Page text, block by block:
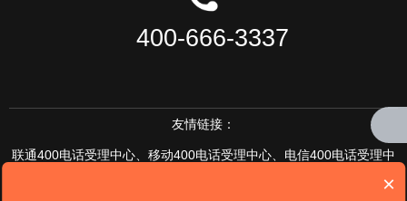
400-666-3337
友情链接：
联通400电话受理中心、 移动400电话受理中心、 电信400电话受理中
×